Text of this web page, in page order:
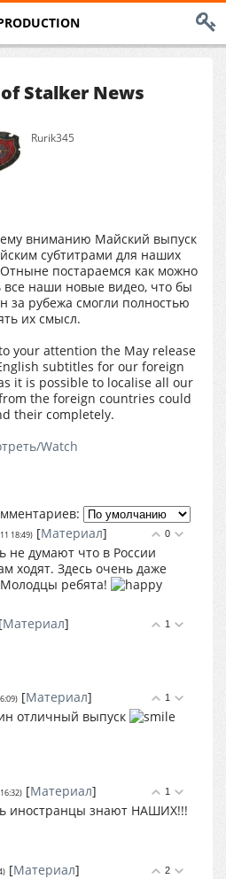
Stalker News
Rurik345
вниманию Майский выпуск
субтитрами для наших
постараемся как можно
наши новые видео, что бы
за рубежа смогли полностью
их смысл.
your attention the May release
subtitles for our foreign
it is possible to localise all our
the foreign countries could
their completely.
Watch
0
18:49) [Материал]
не думают что в России
ходят. Здесь очень даже
ребята!
1
[Материал]
1
[Материал]
отличный выпуск
1
[Материал]
иностранцы знают НАШИХ!!!
2
[Материал]